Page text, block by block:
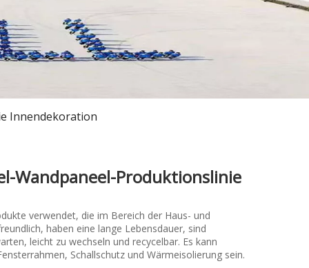
Innendekoration
Wandpaneel-Produktionslinie
verwendet, die im Bereich der Haus- und
haben eine lange Lebensdauer, sind
leicht zu wechseln und recycelbar. Es kann
Schallschutz und Wärmeisolierung sein.